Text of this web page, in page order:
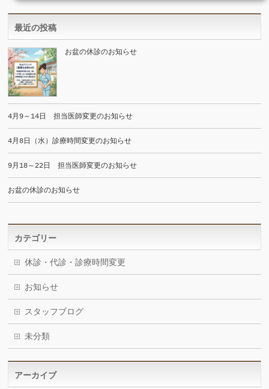
最近の投稿
お盆の休診のお知らせ
4月9～14日 担当医師変更のお知らせ
4月8日（水）診療時間変更のお知らせ
9月18～22日 担当医師変更のお知らせ
お盆の休診のお知らせ
カテゴリー
休診・代診・診療時間変更
お知らせ
スタッフブログ
未分類
アーカイブ